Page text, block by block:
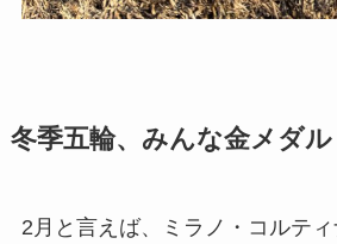
冬季五輪、みんな金メダル
2月と言えば、ミラノ・コルテ